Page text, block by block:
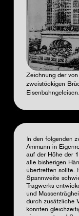
Zeichnung der
zweistöckigen
In den folgenden
Ammann in
auf der Höhe der
alle bisherigen
übertreffen sollte.
Spannweite
Tragwerks
und
durch zusätzliche
konnten